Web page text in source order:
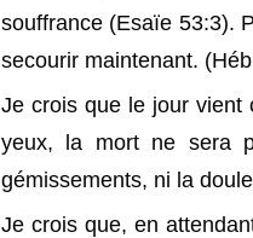
souffrance (Esaïe 53:3).
secourir maintenant.
Je crois que le jour vient
yeux, la mort ne sera
gémissements, ni la
Je crois que, en